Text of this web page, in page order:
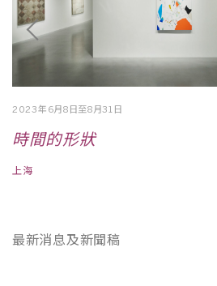
2023年6月8日至8月31日
時間的形狀
上海
最新消息及新聞稿